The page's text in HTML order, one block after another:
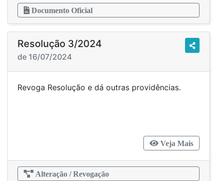
Documento Oficial
Resolução 3/2024
de 16/07/2024
Revoga Resolução e dá outras providências.
Veja Mais
Alteração / Revogação